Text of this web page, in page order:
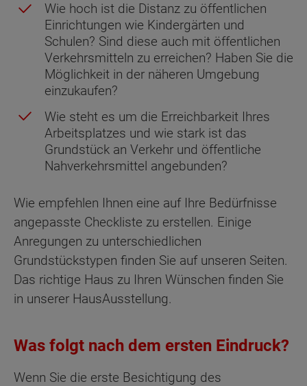
Wie hoch ist die Distanz zu öffentlichen
Einrichtungen wie Kindergärten und
Schulen? Sind diese auch mit öffentlichen
Verkehrsmitteln zu erreichen? Haben Sie die
Möglichkeit in der näheren Umgebung
einzukaufen?
Wie steht es um die Erreichbarkeit Ihres
Arbeitsplatzes und wie stark ist das
Grundstück an Verkehr und öffentliche
Nahverkehrsmittel angebunden?
Wie empfehlen Ihnen eine auf Ihre Bedürfnisse
angepasste Checkliste zu erstellen. Einige
Anregungen zu unterschiedlichen
Grundstückstypen finden Sie auf unseren Seiten.
Das richtige Haus zu Ihren Wünschen finden Sie
in unserer HausAusstellung.
Was folgt nach dem ersten Eindruck?
Wenn Sie die erste Besichtigung des